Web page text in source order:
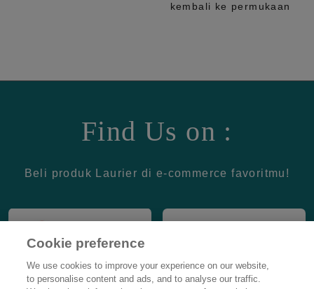
kembali ke permukaan
Find Us on :
Beli produk Laurier di e-commerce favoritmu!
Cookie preference
We use cookies to improve your experience on our website,
to personalise content and ads, and to analyse our traffic.